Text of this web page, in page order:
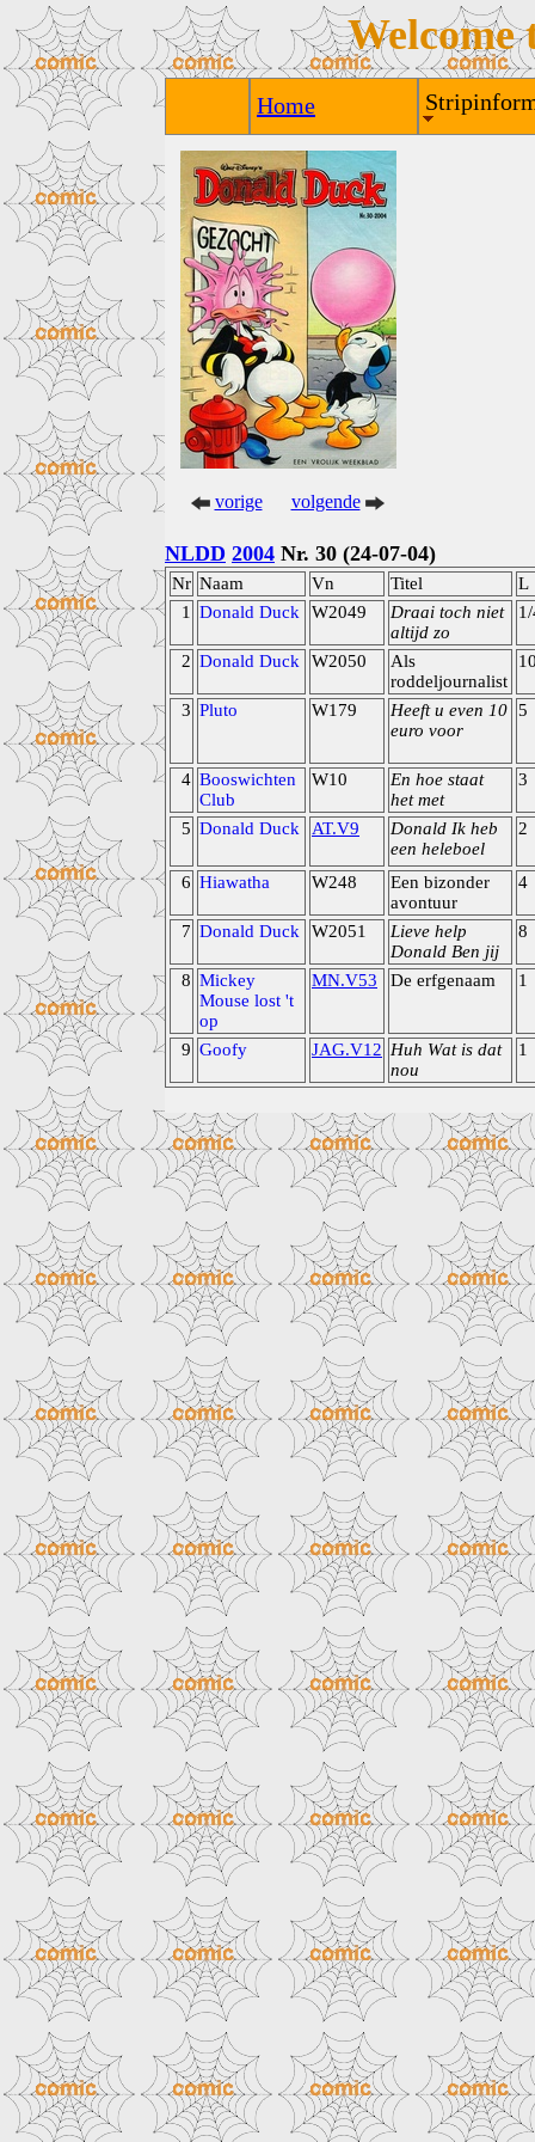
Welcome
Home
vorige volgende
NLDD 2004 Nr. 30 (24-07-04)
Nr Naam Vn Titel
L
1
Donald Duck W2049
Draai toch niet
altijd zo
2 Donald Duck W2050
Als
roddeljournalist
3 Pluto W179
Heeft u even 10
euro voor
5
4 Booswichten
Club
W10
En hoe staat
het met
3
5 Donald Duck AT.V9
Donald Ik heb
een heleboel
2
6 Hiawatha W248
Een bizonder
avontuur
4
7 Donald Duck W2051
Lieve help
Donald Ben jij
8
8 Mickey
Mouse lost 't
op
MN.V53 De erfgenaam 1
9 Goofy JAG.V12 Huh Wat is dat
nou
1